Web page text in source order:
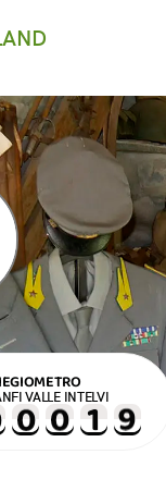
VALLE INTELVI